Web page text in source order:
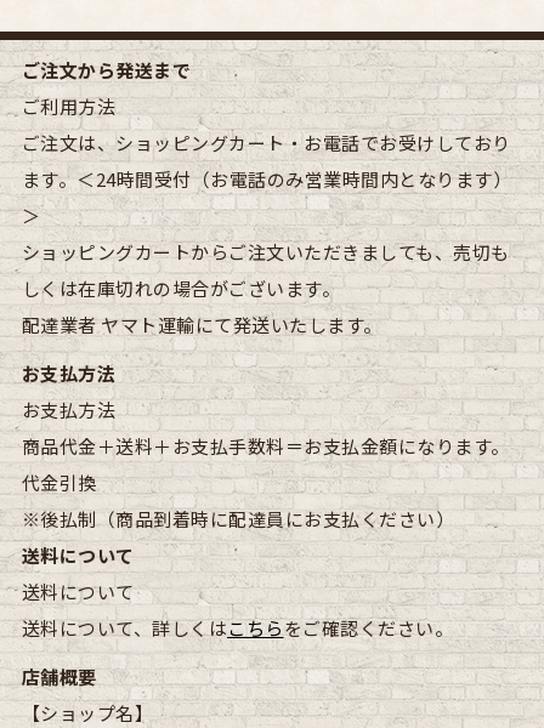
ご注文から発送まで
ご利用方法
ご注文は、ショッピングカート・お電話でお受けしており
ます。＜24時間受付（お電話のみ営業時間内となります）
＞
ショッピングカートからご注文いただきましても、売切も
しくは在庫切れの場合がございます。
配達業者 ヤマト運輸にて発送いたします。
お支払方法
お支払方法
商品代金＋送料＋お支払手数料＝お支払金額になります。
代金引換
※後払制（商品到着時に配達員にお支払ください）
送料について
送料について
送料について、詳しくはこちらをご確認ください。
店舗概要
【ショップ名】